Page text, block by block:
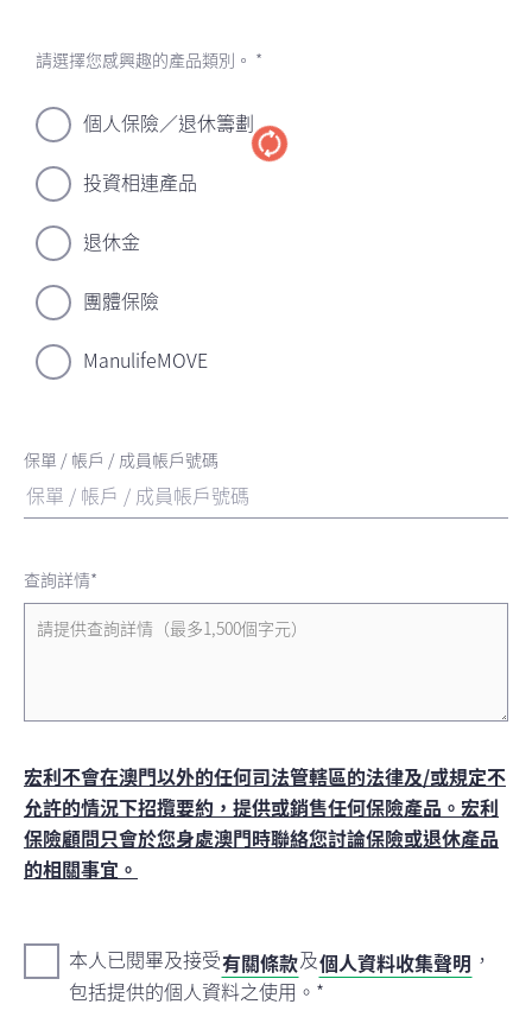
請選擇您感興趣的產品類別。 *
個人保險／退休籌劃
投資相連產品
退休金
團體保險
ManulifeMOVE
保單 / 帳戶 / 成員帳戶號碼
查詢詳情*
宏利不會在澳門以外的任何司法管轄區的法律及/或規定不
允許的情況下招攬要約，提供或銷售任何保險產品。宏利
保險顧問只會於您身處澳門時聯絡您討論保險或退休產品
的相關事宜。
本人已閱畢及接受有關條款及個人資料收集聲明 ，
包括提供的個人資料之使用。